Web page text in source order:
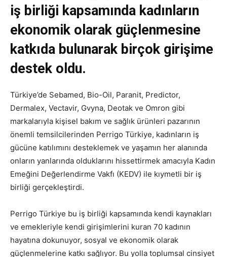
iş birliği kapsamında kadınların
ekonomik olarak güçlenmesine
katkıda bulunarak birçok girişime
destek oldu.
Türkiye’de Sebamed, Bio-Oil, Paranit, Predictor,
Dermalex, Vectavir, Gvyna, Deotak ve Omron gibi
markalarıyla kişisel bakım ve sağlık ürünleri pazarının
önemli temsilcilerinden Perrigo Türkiye, kadınların iş
gücüne katılımını desteklemek ve yaşamın her alanında
onların yanlarında olduklarını hissettirmek amacıyla Kadın
Emeğini Değerlendirme Vakfı (KEDV) ile kıymetli bir iş
birliği gerçekleştirdi.
Perrigo Türkiye bu iş birliği kapsamında kendi kaynakları
ve emekleriyle kendi girişimlerini kuran 70 kadının
hayatına dokunuyor, sosyal ve ekonomik olarak
güçlenmelerine katkı sağlıyor. Bu yolla toplumsal cinsiyet